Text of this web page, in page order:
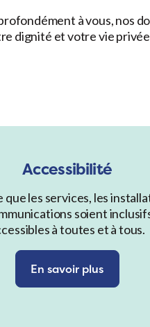
à vous, nos
dignité et votre vie
Accessibilité
que les services, les
soient
à toutes et à tous.
En savoir plus